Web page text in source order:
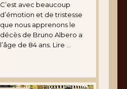
C’est avec beaucoup
d’émotion et de tristesse
que nous apprenons le
décès de Bruno Albero a
l’âge de 84 ans. Lire ...